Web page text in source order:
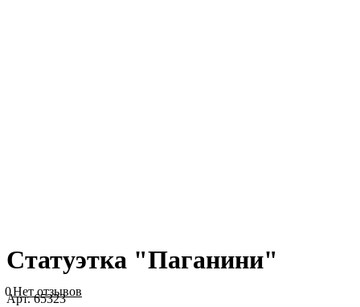
Статуэтка "Паганини"
0Нет отзывов
Арт.65323